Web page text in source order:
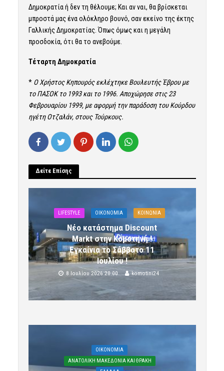
Δημοκρατία ή δεν τη θέλουμε; Και αν ναι, θα βρίσκεται
μπροστά μας ένα ολόκληρο βουνό, σαν εκείνο της έκτης
Γαλλικής Δημοκρατίας. Όπως όμως και η μεγάλη
προσδοκία, ότι θα το ανεβούμε.
Τέταρτη Δημοκρατία
* O Χρήστος Κηπουρός εκλέχτηκε Βουλευτής Έβρου με
το ΠΑΣΟΚ το 1993 και το 1996. Αποχώρησε στις 23
Φεβρουαρίου 1999, με αφορμή την παράδοση του Κούρδου
ηγέτη Οτζαλάν, στους Τούρκους.
Δείτε Επίσης
LIFESTYLE OIKONOMIA ΚΟΙΝΩΝΙΑ
Νέο κατάστημα Discount
Markt στην Κομοτηνή !
Εγκαίνια το Σάββατο 11
Ιουλίου !
8 Ιουλίου 2026 20:00 komotini24
OIKONOMIA
ΑΝΑΤΟΛΙΚΗ ΜΑΚΕΔΟΝΙΑ ΚΑΙ ΘΡΑΚΗ